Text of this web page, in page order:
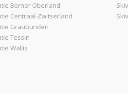
Berner Oberland
Centraal-Zwitserland
Graubunden
Tessin
Wallis